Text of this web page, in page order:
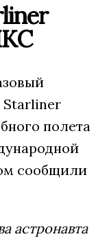
Starliner
полета
сообщили
астронавта